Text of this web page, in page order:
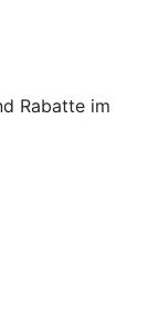
Rabatte im